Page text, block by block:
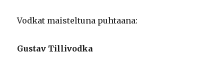
Vodkat maisteltuna puhtaana:
Gustav Tillivodka